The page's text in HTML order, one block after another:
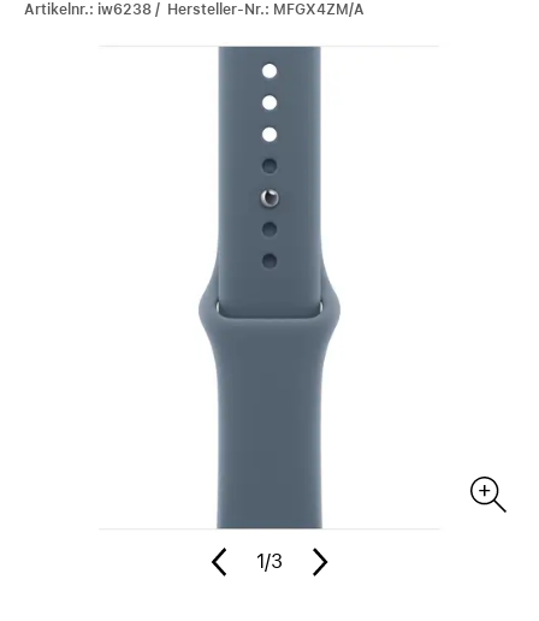
Artikelnr.: iw6238 / Hersteller-Nr.: MFGX4ZM/A
1/3